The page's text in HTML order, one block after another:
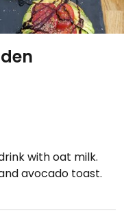
with oat milk.
avocado toast.